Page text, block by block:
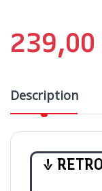
239,00
Description
↓